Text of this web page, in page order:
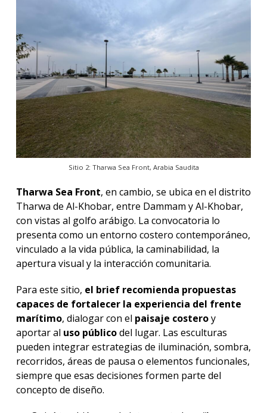
Sitio 2: Tharwa Sea Front, Arabia Saudita
Tharwa Sea Front, en cambio, se ubica en el distrito
Tharwa de Al-Khobar, entre Dammam y Al-Khobar,
con vistas al golfo arábigo. La convocatoria lo
presenta como un entorno costero contemporáneo,
vinculado a la vida pública, la caminabilidad, la
apertura visual y la interacción comunitaria.
Para este sitio, el brief recomienda propuestas
capaces de fortalecer la experiencia del frente
marítimo, dialogar con el paisaje costeroy
aportar al uso públicodel lugar. Las esculturas
pueden integrar estrategias de iluminación, sombra,
recorridos, áreas de pausa o elementos funcionales,
siempre que esas decisiones formen parte del
concepto de diseño.